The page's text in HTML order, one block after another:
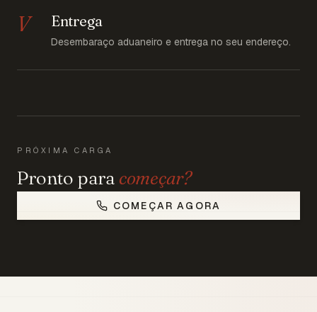
V Entrega
Desembaraço aduaneiro e entrega no seu endereço.
PRÓXIMA CARGA
Pronto para começar?
COMEÇAR AGORA